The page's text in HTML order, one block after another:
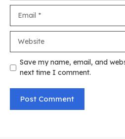
Save my name, email, and
next time I comment.